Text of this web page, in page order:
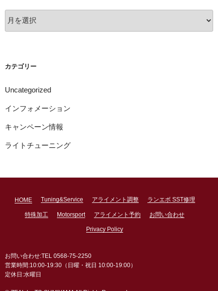
ー
カテゴリー
Uncategorized
インフォメーション
キャンペーン情報
ライトチューニング
HOME Tuning&Service アライメント調整 ランエボ SST修理
特殊加工 Motorsport アライメント予約 お問い合わせ
Privacy Policy
お問い合わせ:TEL 0568-75-2250
営業時間:10:00-19:30（日曜・祝日 10:00-19:00）
定休日:水曜日